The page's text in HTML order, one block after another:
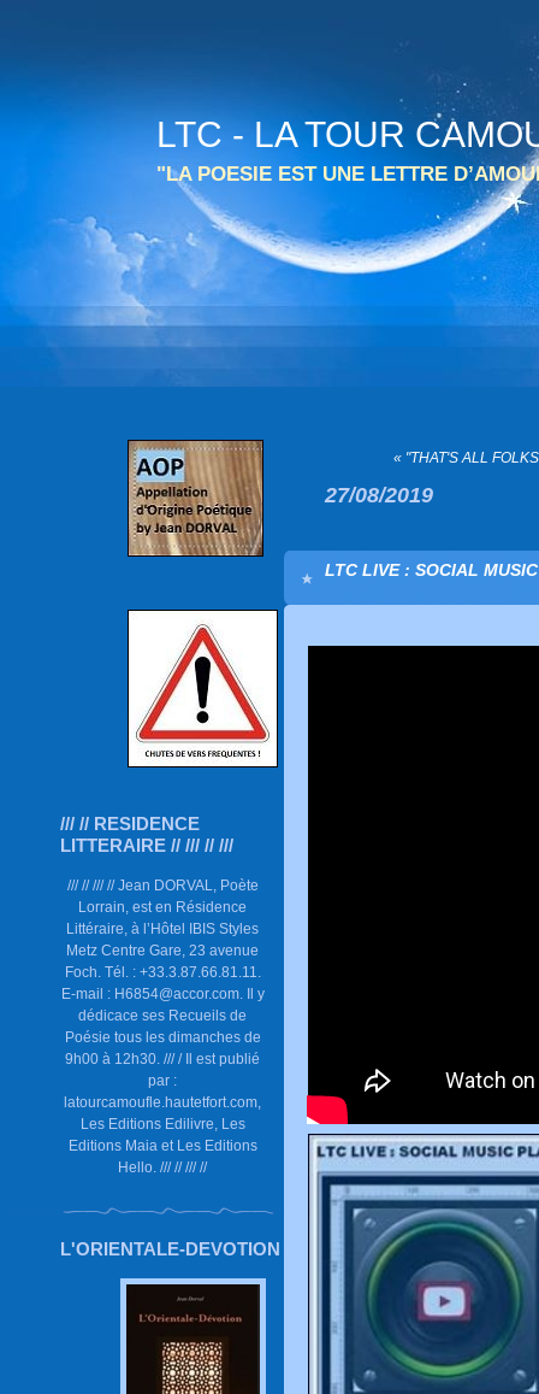
LTC - LA TOUR
"LA POESIE EST UNE LETTRE
/// // RESIDENCE
LITTERAIRE // /// // ///
/// // /// // Jean DORVAL, Poète
Lorrain, est en Résidence
Littéraire, à l’Hôtel IBIS Styles
Metz Centre Gare, 23 avenue
Foch. Tél. : +33.3.87.66.81.11.
E-mail : H6854@accor.com. Il y
dédicace ses Recueils de
Poésie tous les dimanches de
9h00 à 12h30. /// / Il est publié
par :
latourcamoufle.hautetfort.com,
Les Editions Edilivre, Les
Editions Maia et Les Editions
Hello. /// // /// //
L'ORIENTALE-DEVOTION
« "THAT'S ALL
27/08/2019
LTC LIVE : SOCIAL